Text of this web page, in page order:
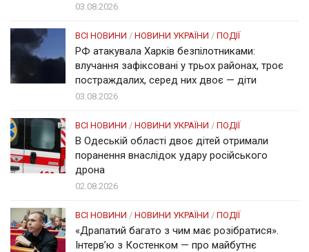
03.08.2026
ВСІ НОВИНИ / НОВИНИ УКРАЇНИ / ПОДІЇ
РФ атакувала Харків безпілотниками:
влучання зафіксовані у трьох районах, троє
постраждалих, серед них двоє — діти
03.08.2026
ВСІ НОВИНИ / НОВИНИ УКРАЇНИ / ПОДІЇ
В Одеській області двоє дітей отримали
поранення внаслідок удару російського
дрона
02.08.2026
ВСІ НОВИНИ / НОВИНИ УКРАЇНИ / ПОДІЇ
«Драпатий багато з чим має розібратися».
Інтерв’ю з Костенком — про майбутнє